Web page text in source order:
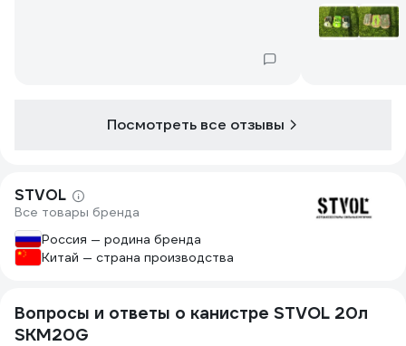
покрылось
вижу даже
Посмотреть все отзывы
STVOL
Все товары бренда
Россия — родина бренда
Китай — страна производства
Вопросы и ответы о канистре STVOL 20л
SKM20G